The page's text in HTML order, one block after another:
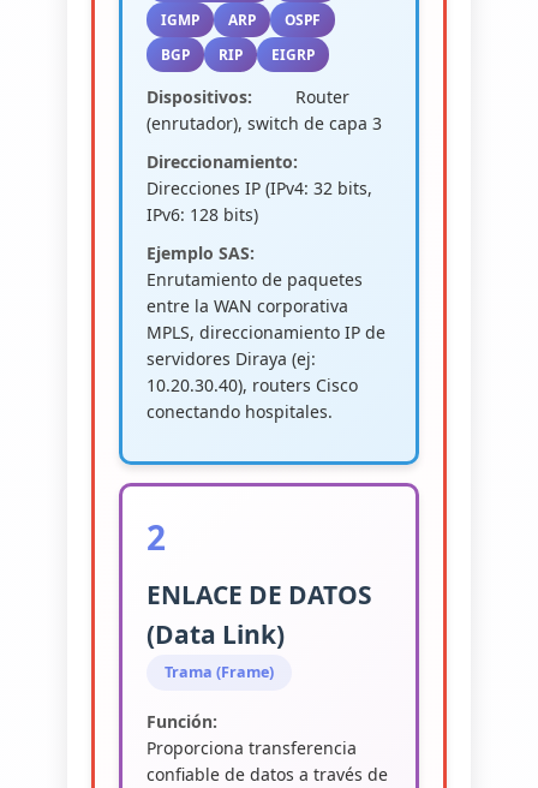
IGMP ARP
OSPF
BGP
RIP EIGRP
Dispositivos:
Router
(enrutador), switch de capa 3
Direccionamiento:
Direcciones IP (IPv4: 32 bits,
IPv6: 128 bits)
Ejemplo SAS:
Enrutamiento de paquetes
entre la WAN corporativa
MPLS, direccionamiento IP de
servidores Diraya (ej:
10.20.30.40), routers Cisco
conectando hospitales.
2
ENLACE DE DATOS
(Data Link)
Trama (Frame)
Función:
Proporciona transferencia
confiable de datos a través de